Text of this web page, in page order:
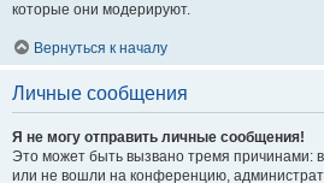
которые они модерируют.
Вернуться к началу
Личные сообщения
Я не могу отправить личные сообщения!
Это может быть вызвано тремя причинами:
или не вошли на конференцию,